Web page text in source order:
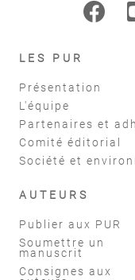
LES PUR
Présentation
L'équipe
Partenaires et
Comité éditorial
Société et
AUTEURS
Publier aux PUR
Soumettre un
manuscrit
Consignes aux